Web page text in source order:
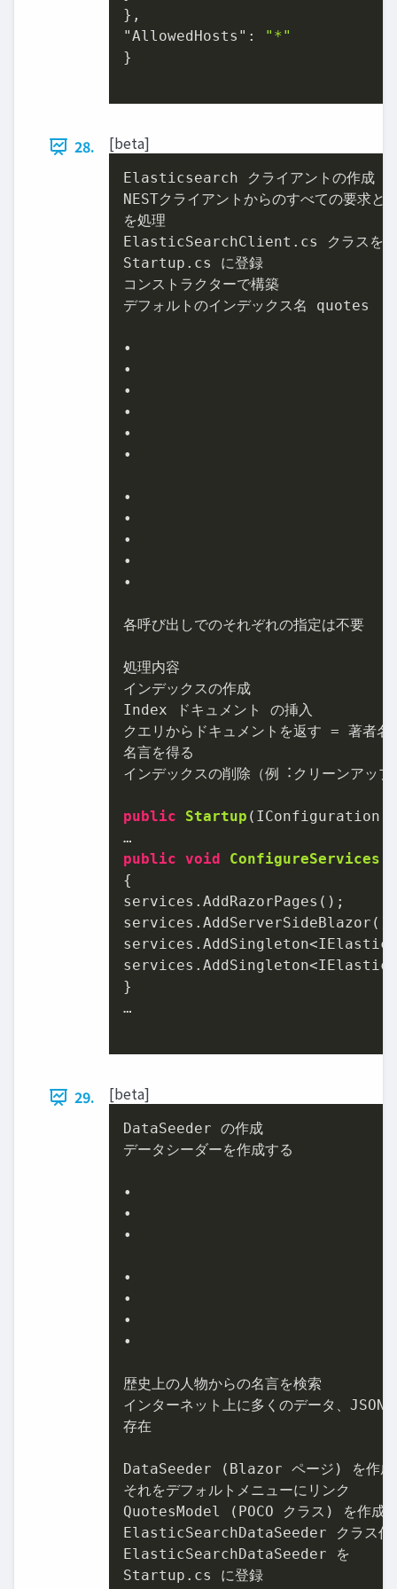
},
"AllowedHosts":
"*"
}
28. [beta]
Elasticsearch クライアントの作成
NESTクライアントからのすべての要求と
を処理
ElasticSearchClient.cs クラスを
Startup.cs に登録
コンストラクターで構築
デフォルトのインデックス名 quotes
•
•
•
•
•
•
•
•
•
•
•
各呼び出しでのそれぞれの指定は不要
処理内容
インデックスの作成
Index ドキュメント の挿⼊
クエリからドキュメントを返す = 著者名
名⾔を得る
インデックスの削除（例︓クリーンアップ
public Startup (IConfiguration
public void ConfigureServices
{
services.AddRazorPages();
services.AddServerSideBlazor();
}
…
29. [beta]
DataSeeder の作成
データシーダーを作成する
•
•
•
•
•
•
•
歴史上の⼈物からの名⾔を検索
インターネット上に多くのデータ、JSON
存在
DataSeeder (Blazor ページ) を作成
それをデフォルトメニューにリンク
QuotesModel (POCO クラス) を作成
ElasticSearchDataSeeder クラス作
ElasticSearchDataSeeder を
Startup.cs に登録